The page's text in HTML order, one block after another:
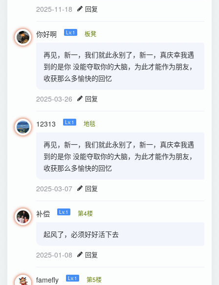
2025-11-18 回复
你好啊 Lv.1 板凳
再见，新一，我们就此永别了，新一，真庆幸我遇
到的是你 没能夺取你的大脑，为此才能作为朋友，
收获那么多愉快的回忆
2025-03-26 回复
12313 Lv.1 地毯
再见，新一，我们就此永别了，新一，真庆幸我遇
到的是你 没能夺取你的大脑，为此才能作为朋友，
收获那么多愉快的回忆
2025-03-07 回复
补偿 Lv.1 第4楼
起风了，必须好好活下去
2025-01-08 回复
famefly Lv.1 第5楼